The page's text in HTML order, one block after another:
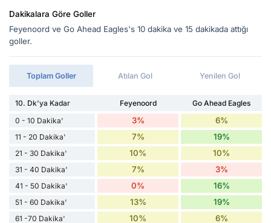
Dakikalara Göre Goller
Feyenoord ve Go Ahead Eagles's 10 dakika ve 15 dakikada attığı
goller.
Toplam Goller Atılan Gol Yenilen Gol
10. Dk'ya Kadar Feyenoord
Go Ahead Eagles
0 - 10 Dakika'
3% 6%
11 - 20 Dakika' 7% 19%
21 - 30 Dakika' 10% 10%
31 - 40 Dakika' 7% 3%
41 - 50 Dakika' 0% 16%
51 - 60 Dakika' 13% 19%
61 -70 Dakika' 10% 6%